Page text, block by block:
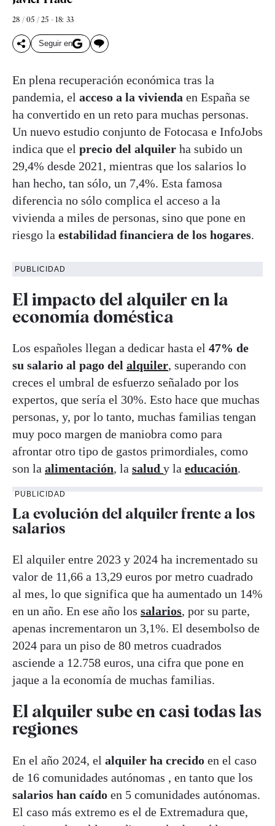
28 / 05 / 25 - 18: 33
Seguir en
En plena recuperación económica tras la
pandemia, el acceso a la vivienda en España se
ha convertido en un reto para muchas personas.
Un nuevo estudio conjunto de Fotocasa e InfoJobs
indica que el precio del alquiler ha subido un
29,4% desde 2021, mientras que los salarios lo
han hecho, tan sólo, un 7,4%. Esta famosa
diferencia no sólo complica el acceso a la
vivienda a miles de personas, sino que pone en
riesgo la estabilidad financiera de los hogares.
PUBLICIDAD
El impacto del alquiler en la
economía doméstica
Los españoles llegan a dedicar hasta el 47% de
su salario al pago del alquiler, superando con
creces el umbral de esfuerzo señalado por los
expertos, que sería el 30%. Esto hace que muchas
personas, y, por lo tanto, muchas familias tengan
muy poco margen de maniobra como para
afrontar otro tipo de gastos primordiales, como
son la alimentación, la salud y la educación.
PUBLICIDAD
La evolución del alquiler frente a los
salarios
El alquiler entre 2023 y 2024 ha incrementado su
valor de 11,66 a 13,29 euros por metro cuadrado
al mes, lo que significa que ha aumentado un 14%
en un año. En ese año los salarios, por su parte,
apenas incrementaron un 3,1%. El desembolso de
2024 para un piso de 80 metros cuadrados
asciende a 12.758 euros, una cifra que pone en
jaque a la economía de muchas familias.
El alquiler sube en casi todas las
regiones
En el año 2024, el alquiler ha crecido en el caso
de 16 comunidades autónomas , en tanto que los
salarios han caído en 5 comunidades autónomas.
El caso más extremo es el de Extremadura que,